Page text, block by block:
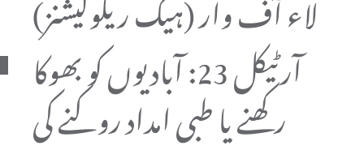
آرٹیکل 23: آبادیوں کو بھوکا
رکھنے یا طبی امداد روکنے کی